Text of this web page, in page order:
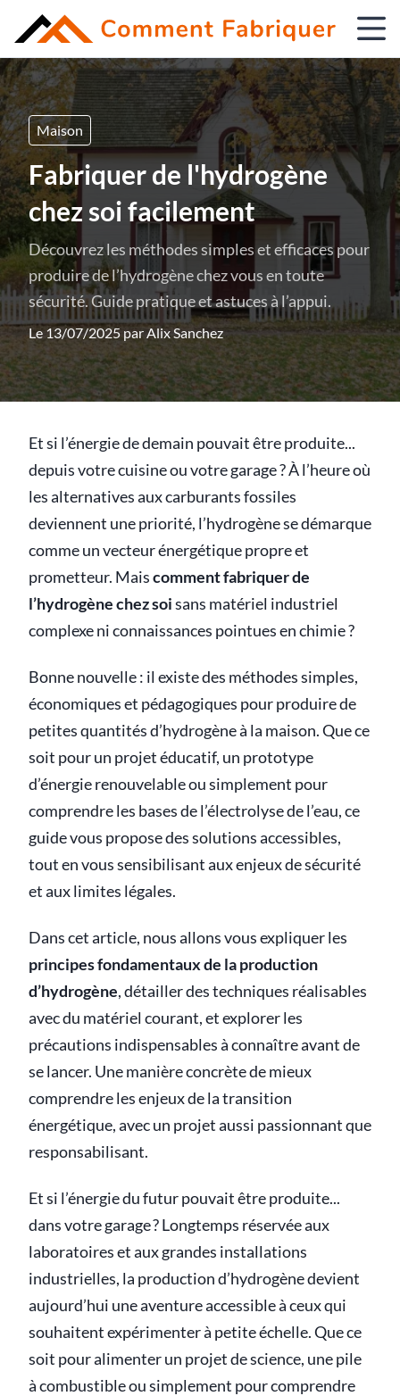
Maison
Fabriquer de l'hydrogène
chez soi facilement
Découvrez les méthodes simples et efficaces pour
produire de l’hydrogène chez vous en toute
sécurité. Guide pratique et astuces à l’appui.
Le 13/07/2025 parAlix Sanchez
Et si l’énergie de demain pouvait être produite...
depuis votre cuisine ou votre garage ? À l’heure où
les alternatives aux carburants fossiles
deviennent une priorité, l’hydrogène se démarque
comme un vecteur énergétique propre et
prometteur. Maiscomment fabriquer de
l’hydrogène chez soisans matériel industriel
complexe ni connaissances pointues en chimie ?
Bonne nouvelle : il existe des méthodes simples,
économiques et pédagogiques pour produire de
petites quantités d’hydrogène à la maison. Que ce
soit pour un projet éducatif, un prototype
d’énergie renouvelable ou simplement pour
comprendre les bases de l’électrolyse de l’eau, ce
guide vous propose des solutions accessibles,
tout en vous sensibilisant aux enjeux de sécurité
et aux limites légales.
Dans cet article, nous allons vous expliquer les
principes fondamentaux de la production
d’hydrogène, détailler des techniques réalisables
avec du matériel courant, et explorer les
précautions indispensables à connaître avant de
se lancer. Une manière concrète de mieux
comprendre les enjeux de la transition
énergétique, avec un projet aussi passionnant que
responsabilisant.
Et si l’énergie du futur pouvait être produite...
dans votre garage ? Longtemps réservée aux
laboratoires et aux grandes installations
industrielles, la production d’hydrogène devient
aujourd’hui une aventure accessible à ceux qui
souhaitent expérimenter à petite échelle. Que ce
soit pour alimenter un projet de science, une pile
à combustible ou simplement pour comprendre